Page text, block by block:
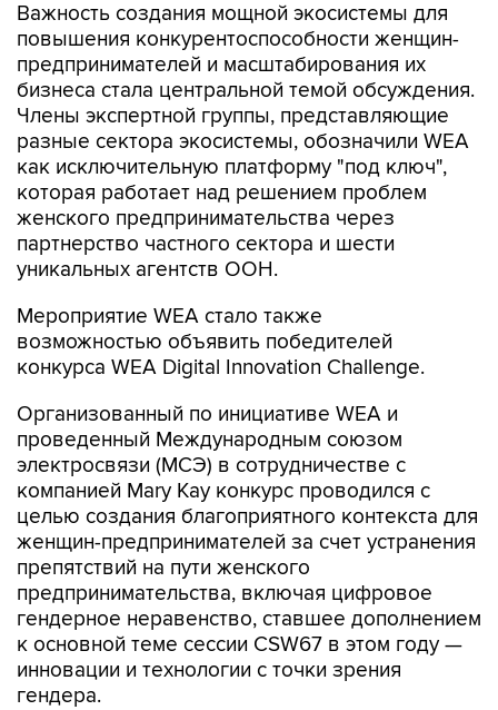
Важность создания мощной экосистемы для
повышения конкурентоспособности женщин-
предпринимателей и масштабирования их
бизнеса стала центральной темой обсуждения.
Члены экспертной группы, представляющие
разные сектора экосистемы, обозначили WEA
как исключительную платформу "под ключ",
которая работает над решением проблем
женского предпринимательства через
партнерство частного сектора и шести
уникальных агентств ООН.
Мероприятие WEA стало также
возможностью объявить победителей
конкурса WEA Digital Innovation Challenge.
Организованный по инициативе WEA и
проведенный Международным союзом
электросвязи (МСЭ) в сотрудничестве с
компанией Mary Kay конкурс проводился с
целью создания благоприятного контекста для
женщин-предпринимателей за счет устранения
препятствий на пути женского
предпринимательства, включая цифровое
гендерное неравенство, ставшее дополнением
к основной теме сессии CSW67 в этом году —
инновации и технологии с точки зрения
гендера.